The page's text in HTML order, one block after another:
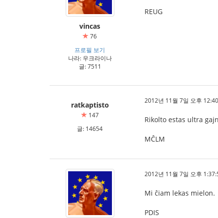
vincas
76
프로필 보기
나라: 우크라이나
글: 7511
REUG
ratkaptisto
147
글: 14654
2012년 11월 7일 오후
Rikolto estas ultra
MĈLM
2012년 11월 7일 오후
Mi ĉiam lekas mielon.
PDIS